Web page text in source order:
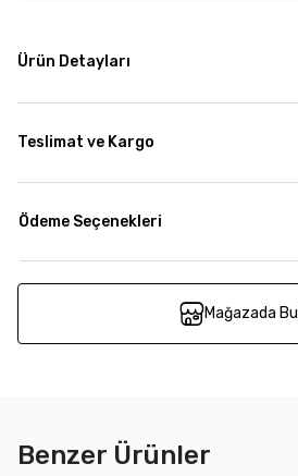
Ürün Detayları
Teslimat ve Kargo
Ödeme Seçenekleri
Mağazada Bul
Benzer Ürünler